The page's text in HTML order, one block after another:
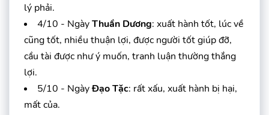
lý phải.
4/10 - NgàyThuần Dương: xuất hành tốt, lúc về
cũng tốt, nhiều thuận lợi, được người tốt giúp đỡ,
cầu tài được như ý muốn, tranh luận thường thắng
lợi.
5/10 - NgàyĐạo Tặc: rất xấu, xuất hành bị hại,
mất của.